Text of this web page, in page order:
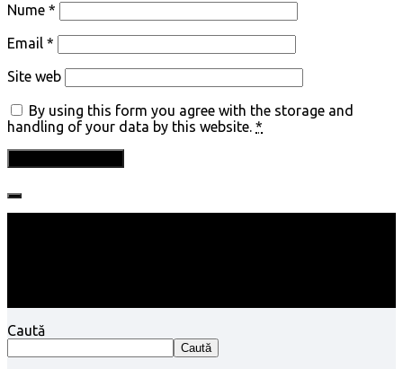
Nume *
Email *
Site web
By using this form you agree with the storage and
handling of your data by this website. *
Caută
Caută